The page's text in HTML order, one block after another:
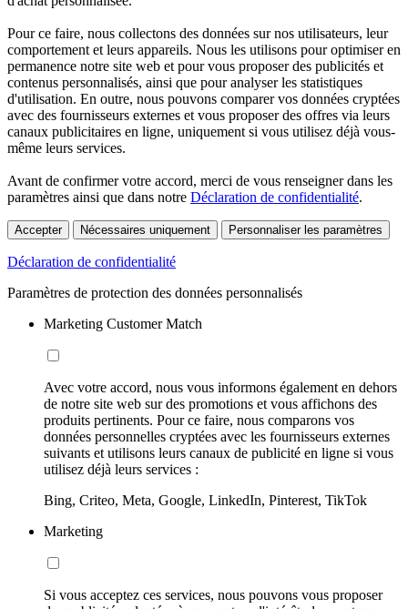
Pour ce faire, nous collectons des données sur nos utilisateurs, leur
comportement et leurs appareils. Nous les utilisons pour optimiser en
permanence notre site web et pour vous proposer des publicités et
contenus personnalisés, ainsi que pour analyser les statistiques
d'utilisation. En outre, nous pouvons comparer vos données cryptées
avec des fournisseurs externes et vous proposer des offres via leurs
canaux publicitaires en ligne, uniquement si vous utilisez déjà vous-
même leurs services.
Avant de confirmer votre accord, merci de vous renseigner dans les
paramètres ainsi que dans notre Déclaration de confidentialité.
Accepter Nécessaires uniquement Personnaliser les paramètres
Déclaration de confidentialité
Paramètres de protection des données personnalisés
Marketing Customer Match
Avec votre accord, nous vous informons également en dehors
de notre site web sur des promotions et vous affichons des
produits pertinents. Pour ce faire, nous comparons vos
données personnelles cryptées avec les fournisseurs externes
suivants et utilisons leurs canaux de publicité en ligne si vous
utilisez déjà leurs services :
Bing, Criteo, Meta, Google, LinkedIn, Pinterest, TikTok
Marketing
Si vous acceptez ces services, nous pouvons vous proposer